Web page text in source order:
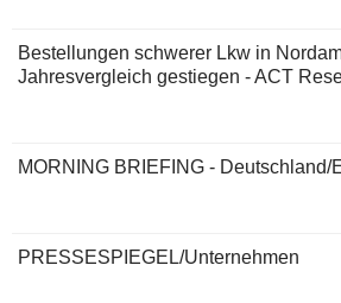
Bestellungen schwerer Lkw in
Jahresvergleich gestiegen - ACT
MORNING BRIEFING - Deutschland/
PRESSESPIEGEL/Unternehmen